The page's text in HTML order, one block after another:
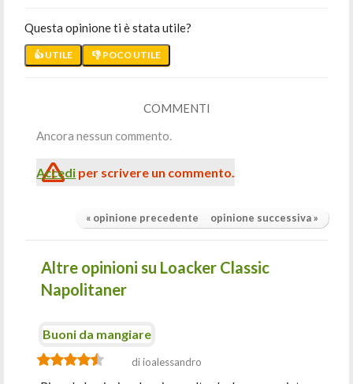
Questa opinione ti è stata utile?
👍 UTILE 👎 POCO UTILE
COMMENTI
Ancora nessun commento.
Accedi per scrivere un commento.
« opinione precedente opinione successiva »
Altre opinioni su Loacker Classic
Napolitaner
Buoni da mangiare
di ioalessandro